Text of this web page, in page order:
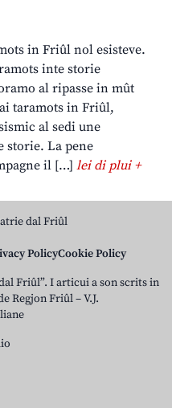
in Friûl nol esisteve.
inte storie
al ripasse in mût
taramots in Friûl,
al sedi une
storie. La pene
il […] lei di plui +
dal Friûl
PolicyCookie Policy
Friûl”. I articui a son scrits in
Regjon Friûl – V.J.